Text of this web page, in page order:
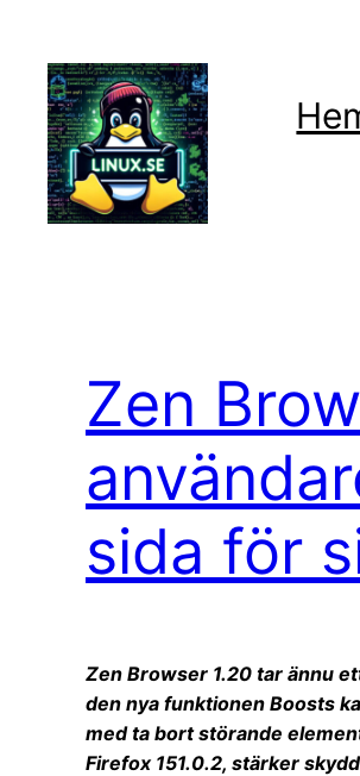
innehåll
Zen
sida för
Zen Browser 1.20 tar ännu
den nya funktionen Boosts
med ta bort störande
Firefox 151.0.2, stärker